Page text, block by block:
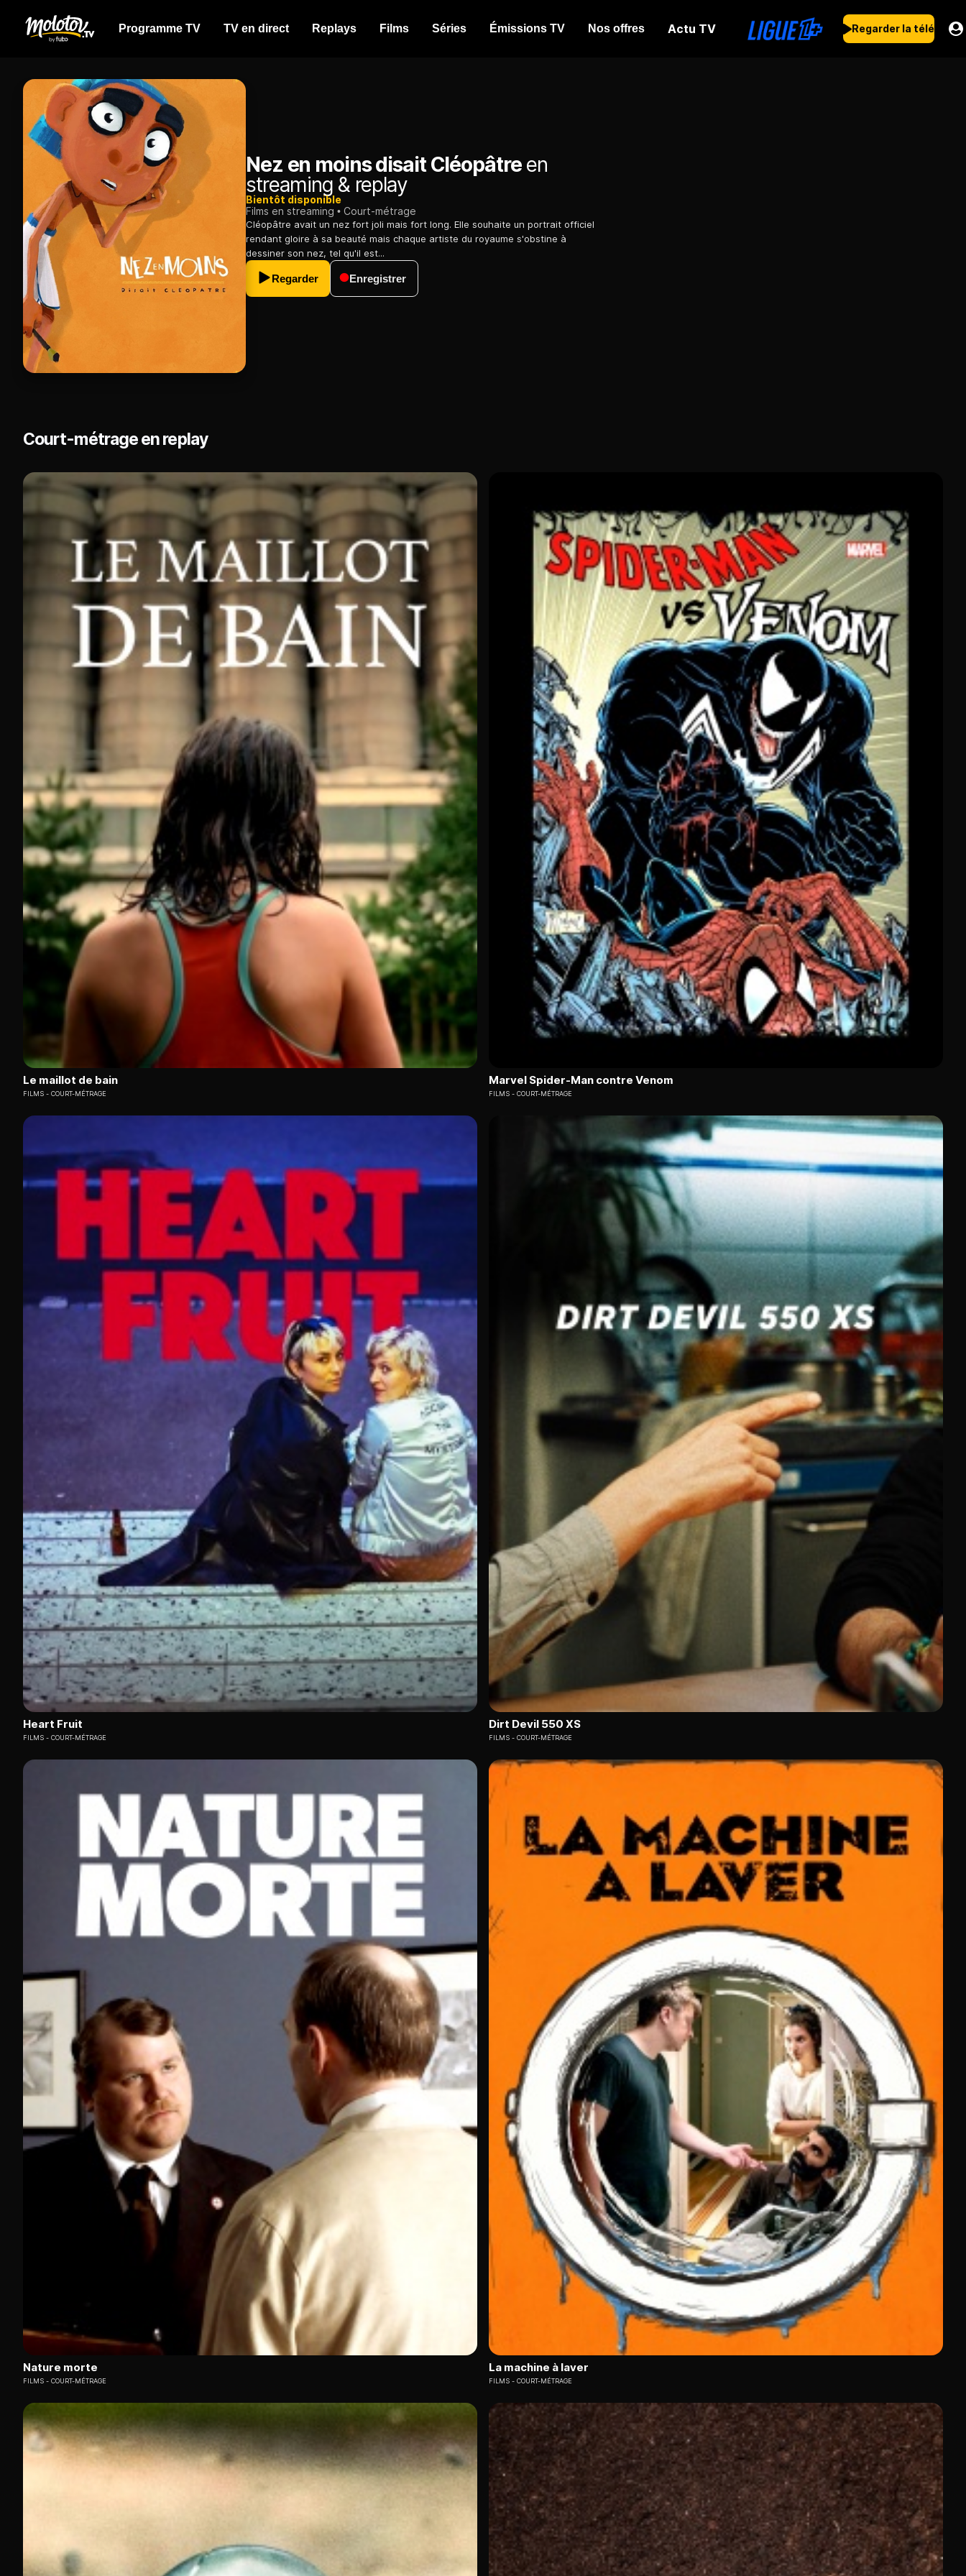
Programme TV TV en direct Replays Films Séries Émissions TV Nos offres Actu TV Regarder la télé
Nez en moins disait Cléopâtreen
streaming & replay
Bientôt disponible
Films en streaming
Court-métrage
Cléopâtre avait un nez fort joli mais fort long. Elle souhaite un portrait officiel
rendant gloire à sa beauté mais chaque artiste du royaume s'obstine à
dessiner son nez, tel qu'il est...
Regarder Enregistrer
Court-métrage en replay
Le maillot de bain
FILMS COURT-MÉTRAGE
Marvel Spider-Man contre Venom
FILMS COURT-MÉTRAGE
Heart Fruit
FILMS COURT-MÉTRAGE
Dirt Devil 550 XS
FILMS COURT-MÉTRAGE
Nature morte
FILMS COURT-MÉTRAGE
La machine à laver
FILMS COURT-MÉTRAGE